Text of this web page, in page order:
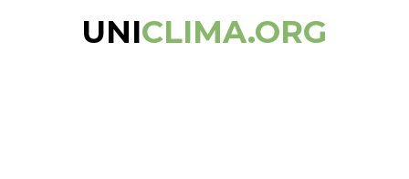
UNICLIMA.ORG